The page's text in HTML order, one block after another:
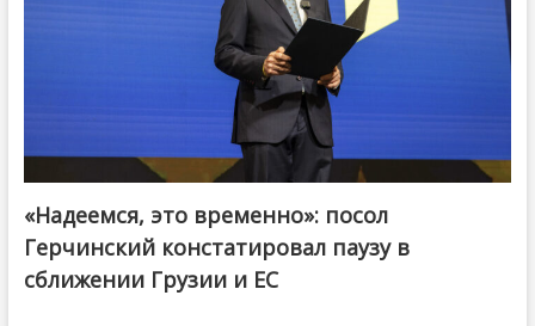
«Надеемся, это временно»: посол
Герчинский констатировал паузу в
сближении Грузии и ЕС